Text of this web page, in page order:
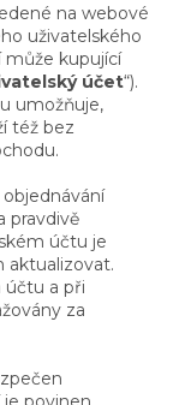
na webové
uživatelského
může kupující
účet“).
umožňuje,
též bez
pravdivě
účtu je
aktualizovat.
účtu a při
za